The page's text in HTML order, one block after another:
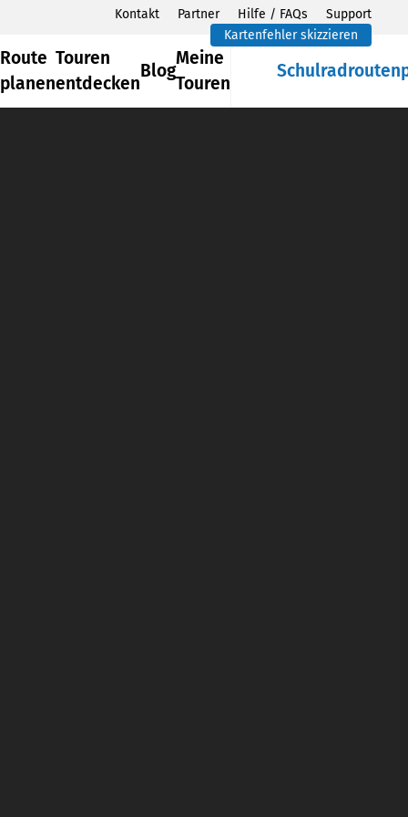
Kontakt Partner Hilfe / FAQs
Support
Kartenfehler skizzieren
Route
planen
Touren
entdecken
Blog
Meine
Touren